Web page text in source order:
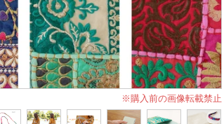
※購入前の画像転載禁止